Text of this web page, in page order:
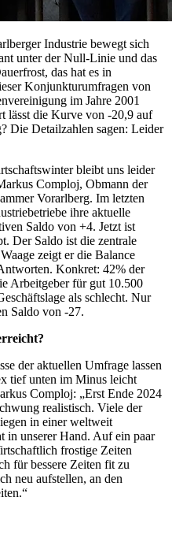
Industrie bewegt sich
unter der Null-Linie und das
das hat es in
Konjunkturumfragen von
im Jahre 2001
lässt die Kurve von -20,9 auf
Die Detailzahlen sagen: Leider
bleibt uns leider
Comploj, Obmann der
Vorarlberg. Im letzten
ihre aktuelle
Saldo von +4. Jetzt ist
Der Saldo ist die zentrale
zeigt er die Balance
Konkret: 42% der
Arbeitgeber für gut 10.500
als schlecht. Nur
Saldo von -27.
der aktuellen Umfrage lassen
tief unten im Minus leicht
Comploj: „Erst Ende 2024
realistisch. Viele der
in einer weltweit
in unserer Hand. Auf ein paar
frostige Zeiten
für bessere Zeiten fit zu
neu aufstellen, an den